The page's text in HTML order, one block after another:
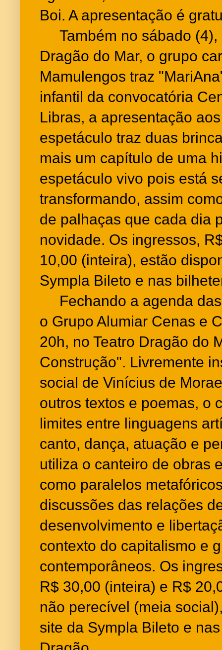
Boi. A apresentação é
Também no sábado (4),
Dragão do Mar, o grupo
Mamulengos traz
infantil da convocatória
Libras, a apresentação
espetáculo traz duas
mais um capítulo de uma
espetáculo vivo pois está
transformando, assim
de palhaças que cada dia
novidade. Os ingressos,
10,00 (inteira), estão
Sympla Bileto e nas
Fechando a agenda
o Grupo Alumiar Cenas e
20h, no Teatro Dragão do
Construção". Livremente
social de Vinícius de
outros textos e poemas, o
limites entre linguagens
canto, dança, atuação e
utiliza o canteiro de obras
como paralelos
discussões das relações
desenvolvimento e
contexto do capitalismo e
contemporâneos. Os
R$ 30,00 (inteira) e R$
não perecível (meia
site da Sympla Bileto e